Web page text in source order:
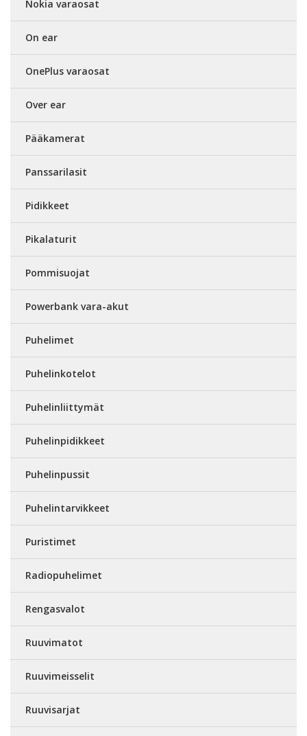
Nokia varaosat
On ear
OnePlus varaosat
Over ear
Pääkamerat
Panssarilasit
Pidikkeet
Pikalaturit
Pommisuojat
Powerbank vara-akut
Puhelimet
Puhelinkotelot
Puhelinliittymät
Puhelinpidikkeet
Puhelinpussit
Puhelintarvikkeet
Puristimet
Radiopuhelimet
Rengasvalot
Ruuvimatot
Ruuvimeisselit
Ruuvisarjat